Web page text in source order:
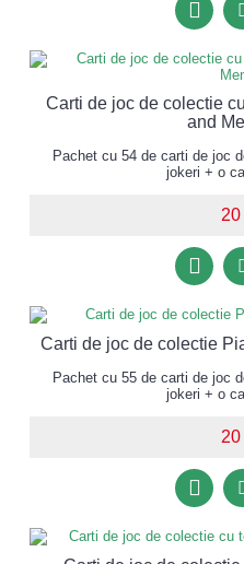
Carti de joc de colectie
and
Pachet cu 54 de carti de joc
jokeri + o
20
Carti de joc de colectie
Pachet cu 55 de carti de joc
jokeri + o
20